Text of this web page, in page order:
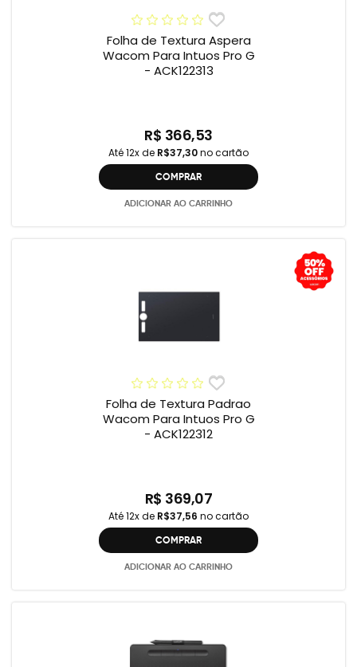
Folha de Textura Aspera
Wacom Para Intuos Pro G
- ACK122313
R$ 366,53
Até 12x de R$37,30no cartão
COMPRAR
ADICIONAR AO CARRINHO
Folha de Textura Padrao
Wacom Para Intuos Pro G
- ACK122312
R$ 369,07
Até 12x de R$37,56 no cartão
COMPRAR
ADICIONAR AO CARRINHO